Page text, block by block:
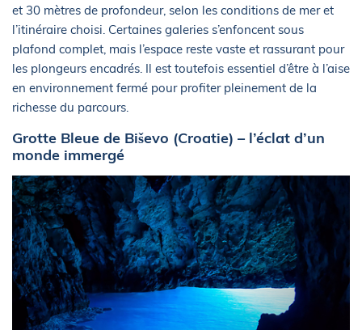
et 30 mètres de profondeur, selon les conditions de mer et
l’itinéraire choisi. Certaines galeries s’enfoncent sous
plafond complet, mais l’espace reste vaste et rassurant pour
les plongeurs encadrés. Il est toutefois essentiel d’être à l’aise
en environnement fermé pour profiter pleinement de la
richesse du parcours.
Grotte Bleue de Biševo (Croatie) – l’éclat d’un
monde immergé